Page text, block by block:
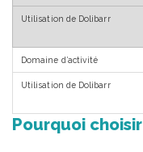
Pourquoi